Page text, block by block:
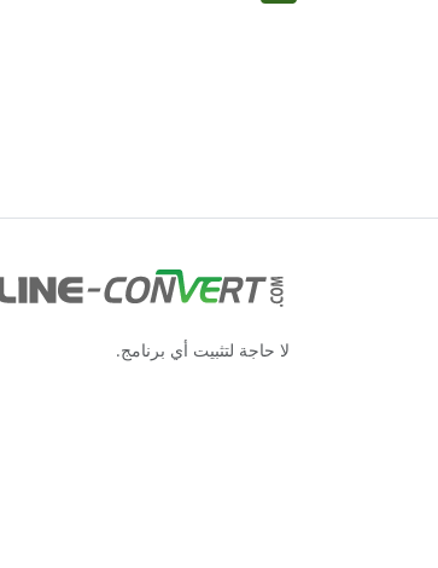
لا حاجة لتثبيت أي برنامج.